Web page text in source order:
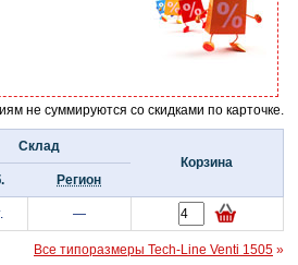
не суммируются со скидками по карточке.
Склад
Корзина
Регион
—
Все типоразмеры Tech-Line Venti 1505 »